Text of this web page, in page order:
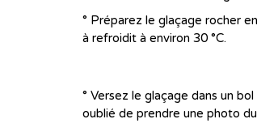
° Préparez le glaçage rocher
à refroidit à environ 30 °C.
° Versez le glaçage dans un
oublié de prendre une photo